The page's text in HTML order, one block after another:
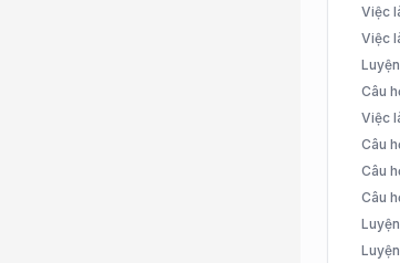
Việc
Việc
Câu
Việc
Câu
Câu
Câu